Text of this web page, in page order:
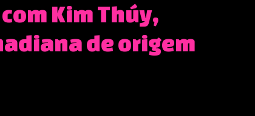
Kim Thúy,
de origem